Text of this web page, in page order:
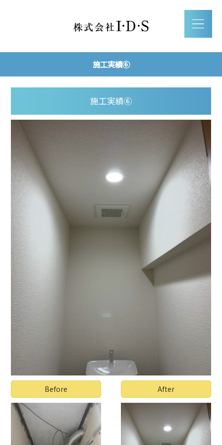
施工実績⑥
施工実績⑥
Before After